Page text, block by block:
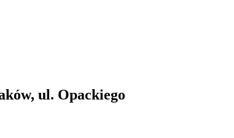
ul. Opackiego